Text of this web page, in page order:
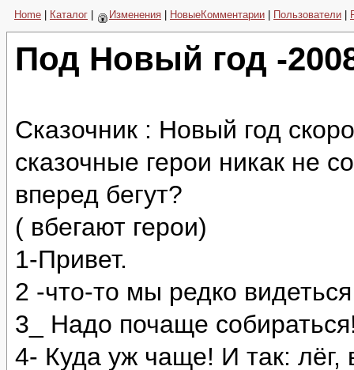
Home Каталог Изменения НовыеКомментарии Пользователи
Под Новый год -
Сказочник : Новый год
сказочные герои никак не
вперед бегут?
( вбегают герои)
1-Привет.
2 -что-то мы редко
3_ Надо почаще
4- Куда уж чаще! И так: